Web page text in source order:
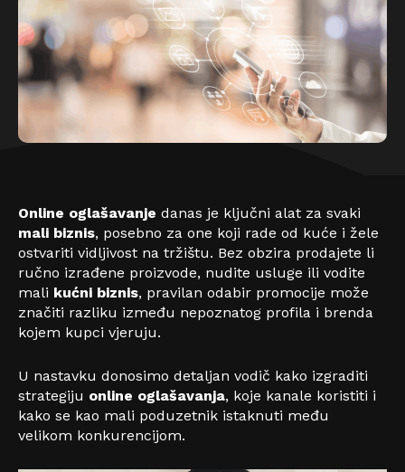
Online oglašavanje danas je ključni alat za svaki
mali biznis, posebno za one koji rade od kuće i žele
ostvariti vidljivost na tržištu. Bez obzira prodajete li
ručno izrađene proizvode, nudite usluge ili vodite
mali kućni biznis, pravilan odabir promocije može
značiti razliku između nepoznatog profila i brenda
kojem kupci vjeruju.
U nastavku donosimo detaljan vodič kako izgraditi
strategiju online oglašavanja, koje kanale koristiti i
kako se kao mali poduzetnik istaknuti među
velikom konkurencijom.